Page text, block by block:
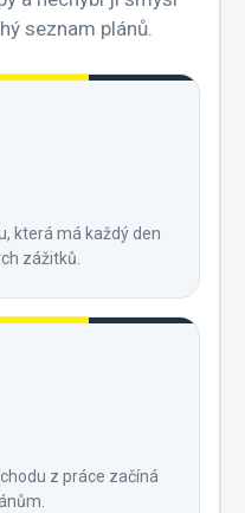
seznam plánů.
která má každý den
zážitků.
z práce začíná